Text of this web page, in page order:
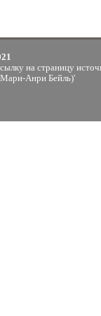
на страницу
Анри Бейль)'